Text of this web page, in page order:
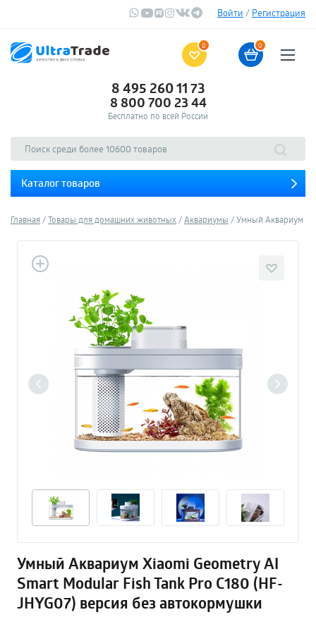
Войти / Регистрация
0 0
8 495 260 11 73
8 800 700 23 44
Бесплатно по всей России
Каталог товаров
Главная Товары для домашних животных Аквариумы Умный Аквариум
Умный Аквариум Xiaomi Geometry AI
Smart Modular Fish Tank Pro С180 (HF-
JHYG07) версия без автокормушки